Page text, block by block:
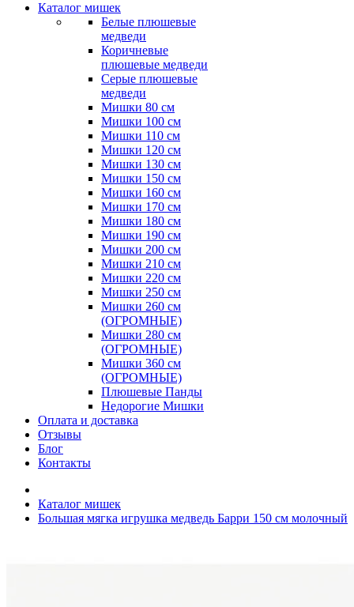
Каталог мишек
Белые плюшевые
медведи
Коричневые
плюшевые медведи
Серые плюшевые
медведи
Мишки 80 см
Мишки 100 см
Мишки 110 см
Мишки 120 см
Мишки 130 см
Мишки 150 см
Мишки 160 см
Мишки 170 см
Мишки 180 см
Мишки 190 см
Мишки 200 см
Мишки 210 см
Мишки 220 см
Мишки 250 см
Мишки 260 см
(ОГРОМНЫЕ)
Мишки 280 см
(ОГРОМНЫЕ)
Мишки 360 см
(ОГРОМНЫЕ)
Плюшевые Панды
Недорогие Мишки
Оплата и доставка
Отзывы
Блог
Контакты
Каталог мишек
Большая мягка игрушка медведь Барри 150 см молочный